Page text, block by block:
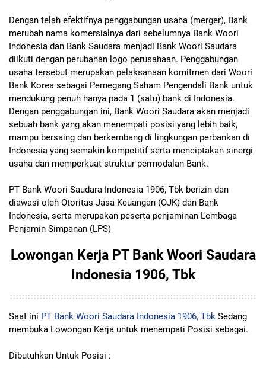
Dengan telah efektifnya penggabungan usaha (merger), Bank
merubah nama komersialnya dari sebelumnya Bank Woori
Indonesia dan Bank Saudara menjadi Bank Woori Saudara
diikuti dengan perubahan logo perusahaan. Penggabungan
usaha tersebut merupakan pelaksanaan komitmen dari Woori
Bank Korea sebagai Pemegang Saham Pengendali Bank untuk
mendukung penuh hanya pada 1 (satu) bank di Indonesia.
Dengan penggabungan ini, Bank Woori Saudara akan menjadi
sebuah bank yang akan menempati posisi yang lebih baik,
mampu bersaing dan berkembang di lingkungan perbankan di
Indonesia yang semakin kompetitif serta menciptakan sinergi
usaha dan memperkuat struktur permodalan Bank.
PT Bank Woori Saudara Indonesia 1906, Tbk berizin dan
diawasi oleh Otoritas Jasa Keuangan (OJK) dan Bank
Indonesia, serta merupakan peserta penjaminan Lembaga
Penjamin Simpanan (LPS)
Lowongan Kerja PT Bank Woori Saudara
Indonesia 1906, Tbk
Saat ini PT Bank Woori Saudara Indonesia 1906, Tbk Sedang
membuka Lowongan Kerja untuk menempati Posisi sebagai.
Dibutuhkan Untuk Posisi :